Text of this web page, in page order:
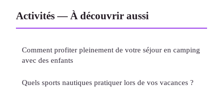
Activités — À découvrir aussi
Comment profiter pleinement de votre séjour en camping
avec des enfants
Quels sports nautiques pratiquer lors de vos vacances ?